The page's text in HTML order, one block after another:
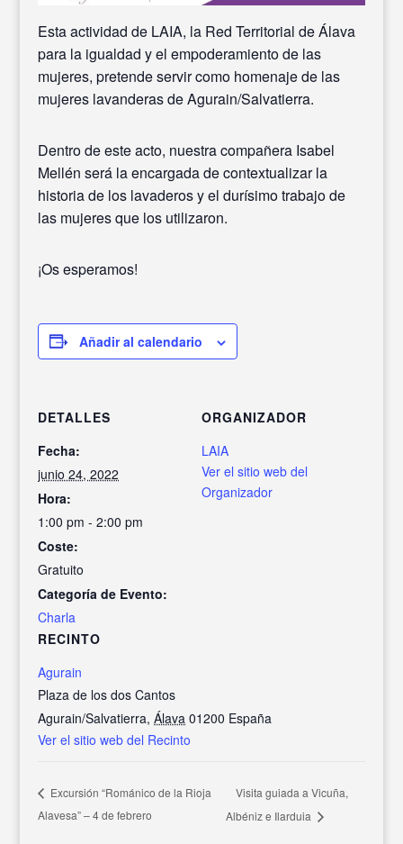
Esta actividad de LAIA, la Red Territorial de Álava
para la igualdad y el empoderamiento de las
mujeres, pretende servir como homenaje de las
mujeres lavanderas de Agurain/Salvatierra.
Dentro de este acto, nuestra compañera Isabel
Mellén será la encargada de contextualizar la
historia de los lavaderos y el durísimo trabajo de
las mujeres que los utilizaron.
¡Os esperamos!
Añadir al calendario
DETALLES
Fecha:
junio 24, 2022
Hora:
1:00 pm - 2:00 pm
Coste:
Gratuito
Categoría de Evento:
Charla
RECINTO
Agurain
Plaza de los dos Cantos
Agurain/Salvatierra, Álava 01200 España
Ver el sitio web del Recinto
ORGANIZADOR
LAIA
Ver el sitio web del
Organizador
Excursión “Románico de la Rioja
Alavesa” – 4 de febrero
Visita guiada a Vicuña,
Albéniz e Ilarduia